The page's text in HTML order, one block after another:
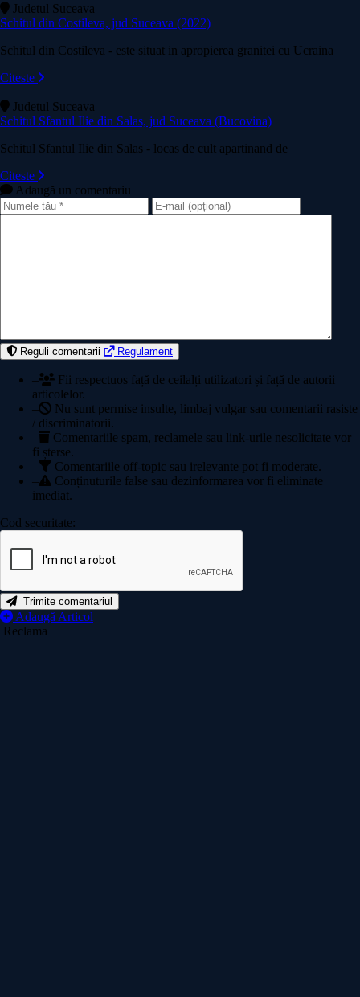
Judetul Suceava
Schitul din Costileva, jud Suceava (2022)
Schitul din Costileva - este situat in apropierea granitei cu Ucraina
Citeste
Judetul Suceava
Schitul Sfantul Ilie din Salas, jud Suceava (Bucovina)
Schitul Sfantul Ilie din Salas - locas de cult apartinand de
Citeste
Adaugă un comentariu
Reguli comentarii Regulament
–
Fii respectuos față de ceilalți utilizatori și față de autorii
articolelor.
–
Nu sunt permise insulte, limbaj vulgar sau comentarii rasiste
/ discriminatorii.
–
Comentariile spam, reclamele sau link-urile nesolicitate vor
fi șterse.
–
Comentariile off-topic sau irelevante pot fi moderate.
–
Conținuturile false sau dezinformarea vor fi eliminate
imediat.
Cod securitate:
Trimite comentariul
Adaugă Articol
Reclama